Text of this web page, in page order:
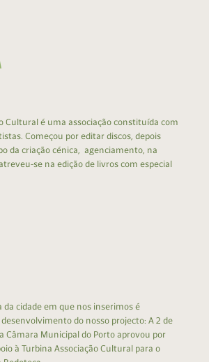
Cultural é uma associação constituída com
Começou por editar discos, depois
da criação cénica, agenciamento, na
se na edição de livros com especial
da cidade em que nos inserimos é
do nosso projecto: A 2 de
Câmara Municipal do Porto aprovou por
à Turbina Associação Cultural para o